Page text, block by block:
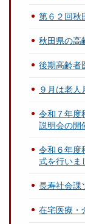
第６２回秋
秋田県の高
後期高齢者
９月は老人
令和７年度
説明会の開
令和６年度
式を行いま
長寿社会課
在宅医療・